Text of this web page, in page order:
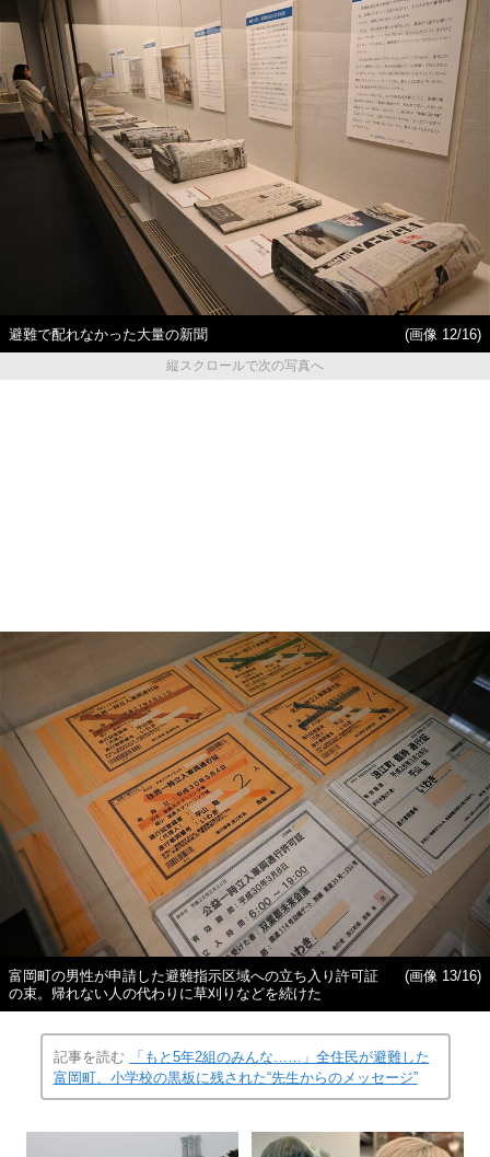
避難で配れなかった大量の新聞
(画像 12/16)
縦スクロールで次の写真へ
富岡町の男性が申請した避難指示区域への立ち入り許可証
の束。帰れない人の代わりに草刈りなどを続けた
(画像 13/16)
記事を読む
「もと5年2組のみんな……」全住民が避難した
富岡町、小学校の黒板に残された“先生からのメッセージ”